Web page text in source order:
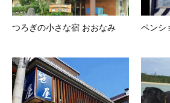
つろぎの小さな宿 おおなみ ペンシ